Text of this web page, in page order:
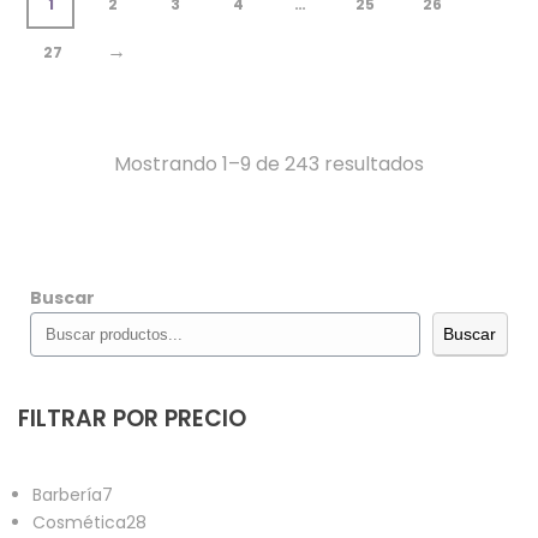
27 →
Mostrando 1–9 de 243 resultados
últimos
Buscar
Buscar
FILTRAR POR PRECIO
Barbería77
productos
Cosmética2828